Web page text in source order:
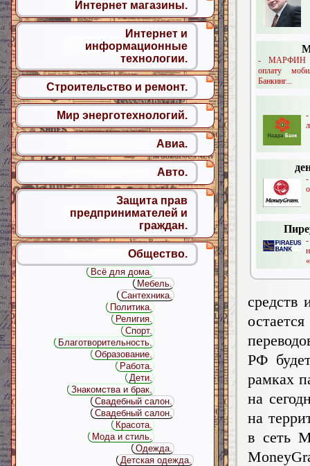
- МАРФИН
оплату
Банкинг...
-
РФ
рамках
на
на
в сеть
Интернет магазины.
Интернет и
информационные
технологии.
Строительство и ремонт.
Мир энерготехнологий.
Авиа.
Авто.
Защита прав
предпринимателей и
граждан.
Общество.
Всё для дома.
Мебель.
Сантехника.
Политика.
Религия.
Спорт.
Благотворительность.
Образование.
Работа.
Дети.
Знакомства и брак.
Свадебный салон.
Свадебный салон.
Красота.
Мода и стиль.
Одежда.
Детская одежда.